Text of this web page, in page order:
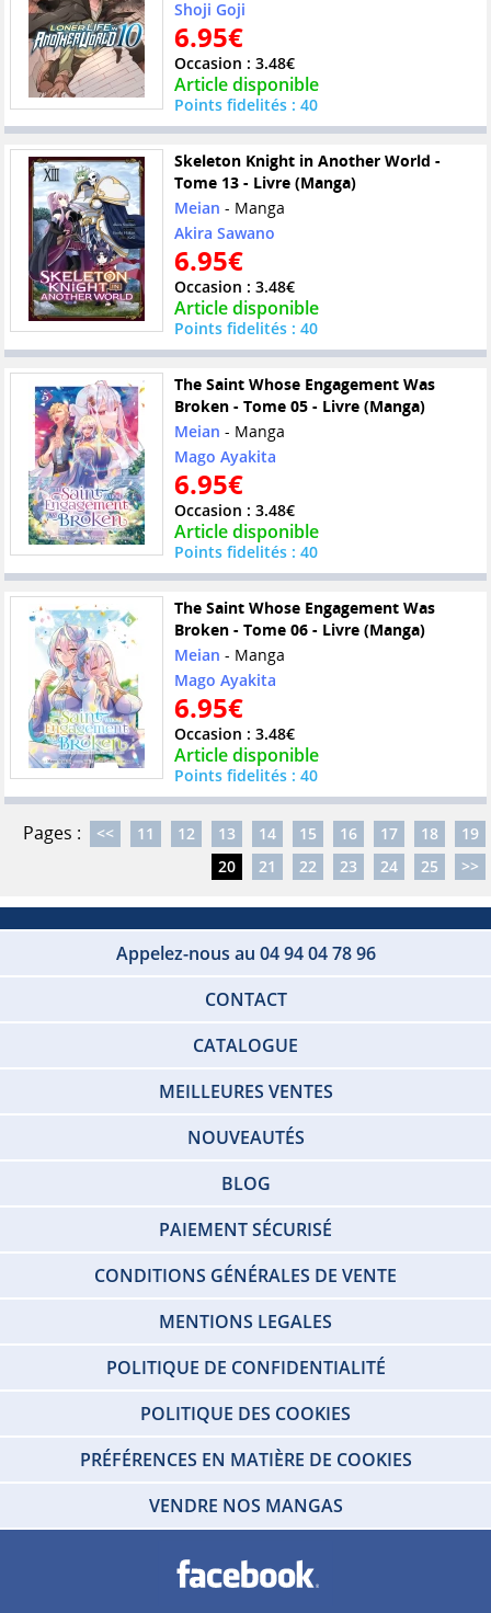
Shoji Goji
6.95€
Occasion : 3.48€
Article disponible
Points fidelités : 40
Skeleton Knight in Another World -
Tome 13 - Livre (Manga)
Meian - Manga
Akira Sawano
6.95€
Occasion : 3.48€
Article disponible
Points fidelités : 40
The Saint Whose Engagement Was
Broken - Tome 05 - Livre (Manga)
Meian - Manga
Mago Ayakita
6.95€
Occasion : 3.48€
Article disponible
Points fidelités : 40
The Saint Whose Engagement Was
Broken - Tome 06 - Livre (Manga)
Meian - Manga
Mago Ayakita
6.95€
Occasion : 3.48€
Article disponible
Points fidelités : 40
Pages : << 11 12 13 14 15 16 17 18
19
20
21 22 23 24 25 >>
Appelez-nous au 04 94 04 78 96
CONTACT
CATALOGUE
MEILLEURES VENTES
NOUVEAUTÉS
BLOG
PAIEMENT SÉCURISÉ
CONDITIONS GÉNÉRALES DE VENTE
MENTIONS LEGALES
POLITIQUE DE CONFIDENTIALITÉ
POLITIQUE DES COOKIES
PRÉFÉRENCES EN MATIÈRE DE COOKIES
VENDRE NOS MANGAS